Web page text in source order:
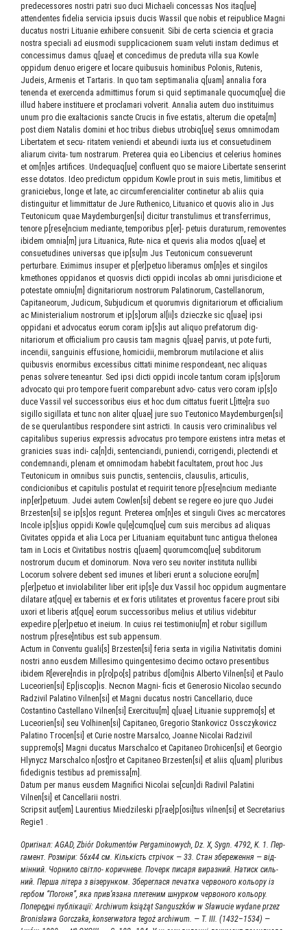
predecessores nostri patri suo duci Michaeli concessas Nos itaq[ue]
attendentes fidelia servicia ipsuis ducis Wassil que nobis et reipublice Magni
ducatus nostri Lituanie exhibere consuenit. Sibi de certa sciencia et gracia
nostra speciali ad eiusmodi supplicacionem suam veluti instam dedimus et
concessimus damus q[uae] et concedimus de preduta villa sua Kowle
oppidum denuo erigere et locare quibusuis hominibus Polonis, Rutenis,
Judeis, Armenis et Tartaris. In quo tam septimanalia q[uam] annalia fora
tenenda et exercenda admittimus forum si quid septimanale quocumq[ue] die
illud habere instituere et proclamari volverit. Annalia autem duo instituimus
unum pro die exaltacionis sancte Crucis in five estatis, alterum die opeta[m]
post diem Natalis domini et hoc tribus diebus utrobiq[ue] sexus omnimodam
Libertatem et secu- ritatem veniendi et abeundi iuxta ius et consuetudinem
aliarum civita- tum nostrarum. Preterea quia eo Libencius et celerius homines
et om[n]es artifices. Undequaq[ue] confluent quo se maiore Libertate senserint
esse dotatos. Ideo predictum oppidum Kowle prout in suis metis, limitibus et
graniciebus, longe et late, ac circumferencialiter continetur ab aliis quia
distinguitur et limmittatur de Jure Ruthenico, Lituanico et quovis alio in Jus
Teutonicum quae Maydemburgen[si] dicitur transtulimus et transferrimus,
tenore p[rese]ncium mediante, temporibus p[er]- petuis duraturum, removentes
ibidem omnia[m] jura Lituanica, Rute- nica et quevis alia modos q[uae] et
consuetudines universas que ip[su]m Jus Teutonicum consueverunt
perturbare. Eximimus insuper et p[er]petuo liberamus om[n]es et singilos
kmethones oppidanos et quosvis dicti oppidi incolas ab omni jurisdicione et
potestate omniu[m] dignitariorum nostrorum Palatinorum, Castellanorum,
Capitaneorum, Judicum, Subjudicum et quorumvis dignitariorum et officialium
ac Ministerialium nostrorum et ip[s]orum al[ii]s dzieczke sic q[uae] ipsi
oppidani et advocatus eorum coram ip[s]is aut aliquo prefatorum dig-
nitariorum et officialium pro causis tam magnis q[uae] parvis, ut pote furti,
incendii, sanguinis effusione, homicidii, membrorum mutilacione et aliis
quibusvis enormibus excessibus cittati minime respondeant, nec aliquas
penas solvere teneantur. Sed ipsi dicti oppidi incole tantum coram ip[s]orum
advocato qui pro tempore fuerit comparebunt advo- catus vero coram ip[s]o
duce Vassil vel successoribus eius et hoc dum cittatus fuerit L[itte]ra suo
sigillo sigillata et tunc non aliter q[uae] jure suo Teutonico Maydemburgen[si]
de se querulantibus respondere sint astricti. In causis vero criminalibus vel
capitalibus superius expressis advocatus pro tempore existens intra metas et
granicies suas indi- ca[n]di, sentenciandi, puniendi, corrigendi, plectendi et
condemnandi, plenam et omnimodam habebit facultatem, prout hoc Jus
Teutonicum in omnibus suis punctis, sentenciis, clausulis, articulis,
condicionibus et capitulis postulat et requirit tenore p[rese]ncium mediante
inp[er]petuum. Judei autem Cowlen[si] debent se regere eo jure quo Judei
Brzesten[si] se ip[s]os regunt. Preterea om[n]es et singuli Cives ac mercatores
Incole ip[s]ius oppidi Kowle qu[e]cumq[ue] cum suis mercibus ad aliquas
Civitates oppida et alia Loca per Lituaniam equitabunt tunc antigua thelonea
tam in Locis et Civitatibus nostris q[uaem] quorumcomq[ue] subditorum
nostrorum ducum et dominorum. Nova vero seu noviter instituta nullibi
Locorum solvere debent sed imunes et liberi erunt a solucione eoru[m]
p[er]petuo et inviolabiliter liber erit ip[s]e dux Vassil hoc oppidum augmentare
dilatare at[que] ex tabernis et ex foris utilitates et proventus facere prout sibi
uxori et liberis at[que] eorum successoribus melius et utilius videbitur
expedire p[er]petuo et ineium. In cuius rei testimoniu[m] et robur sigillum
nostrum p[rese]ntibus est sub appensum.
Actum in Conventu guali[s] Brzesten[si] feria sexta in vigilia Nativitatis domini
nostri anno eusdem Millesimo quingentesimo decimo octavo presentibus
ibidem R[evere]ndis in p[ro]po[s] patribus d[omi]nis Alberto Vilnen[si] et Paulo
Luceorien[si] Ep[iscop]is. Necnon Magni- ficis et Generosio Nicolao secundo
Radzivil Palatino Vilnen[si] et Magni ducatus nostri Cancellario, duce
Costantino Castellano Vilnen[si] Exercituu[m] q[uae] Lituanie suppremo[s] et
Luceorien[si] seu Volhinen[si] Capitaneo, Gregorio Stankovicz Ossczykovicz
Palatino Trocen[si] et Curie nostre Marsalco, Joanne Nicolai Radzivil
suppremo[s] Magni ducatus Marschalco et Capitaneo Drohicen[si] et Georgio
Hlynycz Marschalco n[ost]ro et Capitaneo Brzesten[si] et aliis q[uam] pluribus
fidedignis testibus ad premissa[m].
Datum per manus eusdem Magnifici Nicolai se[cun]di Radivil Palatini
Vilnen[si] et Cancellarii nostri.
Scripsit aut[em] Laurentius Miedzileski p[rae]p[osi]tus vilnen[si] et Secretarius
Regie1 .
Ори­гі­нал: AGAD, Zbiόr Dokumentόw Pergaminowych, Dz. X, Sygn. 4792, K. 1. Пер­
га­мент. Роз­міри: 56х44 см. Кіль­кість стрі­чок — 33. Стан збе­ре­жен­ня — від­
мін­ний. Чор­ни­ло світ­ло- корич­не­ве. Почерк писа­ря вираз­ний. Натиск силь-
ний. Пер­ша літе­ра з візе­рун­ком. Збе­ре­гла­ся печат­ка чер­во­но­го кольо­ру із
гер­бом “Пого­ня”, яка прив’язана пле­те­ним шнур­ком чер­во­но­го кольору.
Попе­ред­ні пуб­ліка­ції: Archiwum książąt Sanguszków w Sławucie wydane przez
Bronisława Gorczaka, konserwatora tegoż archiwum. — T. III. (1432–1534) —